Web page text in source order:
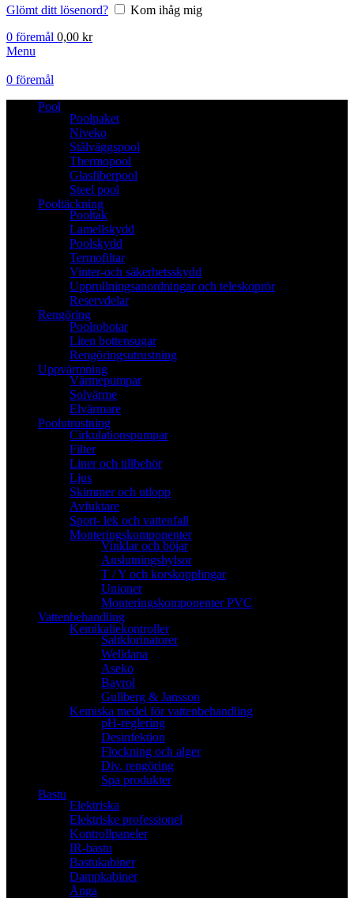
Glömt ditt lösenord?
Kom ihåg mig
0 föremål 0,00 kr
Menu
0 föremål
Pool
Poolpaket
Niveko
Stålväggspool
Thermopool
Glasfiberpool
Steel pool
Pooltäckning
Pooltak
Lamellskydd
Poolskydd
Termofiltar
Vinter-och säkerhetsskydd
Upprullningsanordningar och teleskoprör
Reservdelar
Rengöring
Poolrobotar
Liten bottensugar
Rengöringsutrustning
Uppvärmning
Värmepumpar
Solvärme
Elvärmare
Poolutrustning
Cirkulationspumpar
Filter
Liner och tillbehör
Ljus
Skimmer och utlopp
Avfuktare
Sport- lek och vattenfall
Monteringskomponenter
Vinklar och böjar
Anslutningshylsor
T / Y och korskopplingar
Unioner
Monteringskomponenter PVC
Vattenbehandling
Kemikaliekontroller
Saltklorinatorer
Welldana
Aseko
Bayrol
Gullberg & Jansson
Kemiska medel för vattenbehandling
pH-reglering
Desinfektion
Flockning och alger
Div. rengöring
Spa produkter
Bastu
Elektriska
Elektriske professionel
Kontrollpaneler
IR-bastu
Bastukabiner
Dampkabiner
Ånga